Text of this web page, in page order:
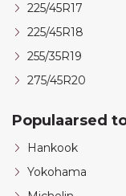
225/45R17
225/45R18
255/35R19
275/45R20
Populaarsed
Hankook
Yokohama